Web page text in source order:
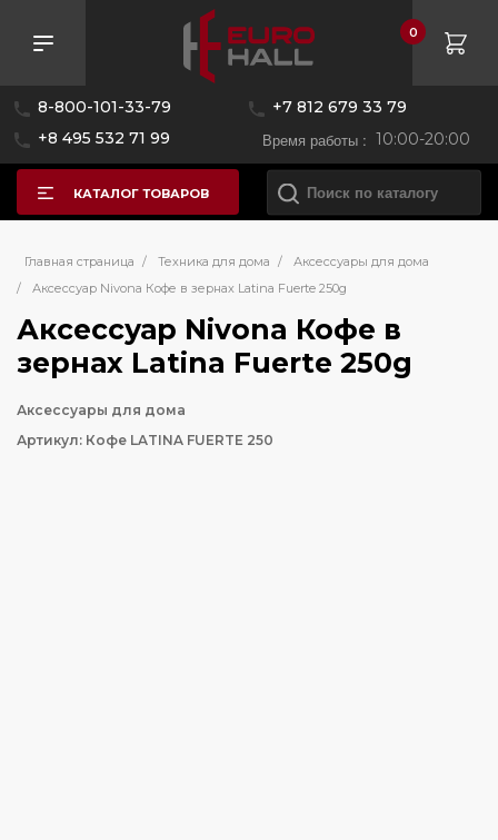
8-800-101-33-79
+7 812 679 33 79
+8 495 532 71 99
Время работы : 10:00-20:00
0
КАТАЛОГ ТОВАРОВ
Главная страница / Техника для дома /
Аксессуары для дома
/
Аксессуар Nivona Кофе в зернах Latina Fuerte 250g
Аксессуар Nivona Кофе в
зернах Latina Fuerte 250g
Аксессуары для дома
Артикул: Кофе LATINA FUERTE 250